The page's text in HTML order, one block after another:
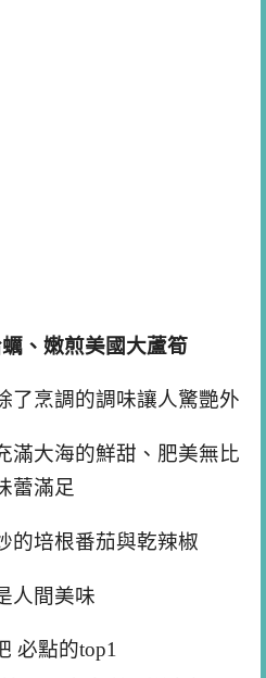
、嫩煎美國大蘆筍
了烹調的調味讓人驚艷外
滿大海的鮮甜、肥美無比
蕾滿足
的培根番茄與乾辣椒
人間美味
必點的top1